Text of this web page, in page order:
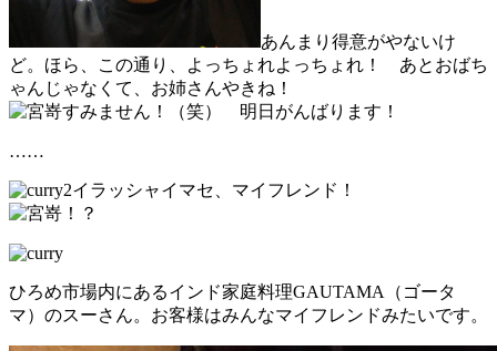
あんまり得意がやないけ
ど。ほら、この通り、よっちょれよっちょれ！ あとおばち
ゃんじゃなくて、お姉さんやきね！
すみません！（笑） 明日がんばります！
……
イラッシャイマセ、マイフレンド！
！？
ひろめ市場内にあるインド家庭料理GAUTAMA（ゴータ
マ）のスーさん。お客様はみんなマイフレンドみたいです。